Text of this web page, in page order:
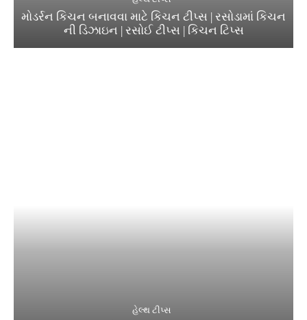
મોડર્રન કિચન બનાવવા માટે કિચન ટીપ્સ | રસોડામાં કિચન
ની ડિઝાઇન | રસોઈ ટીપ્સ | કિચન ટિપ્સ
હેલ્થ ટીપ્સ